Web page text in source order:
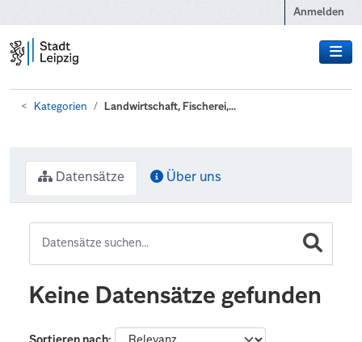
Anmelden
Kategorien Landwirtschaft, Fischerei,...
Datensätze Über uns
Keine Datensätze gefunden